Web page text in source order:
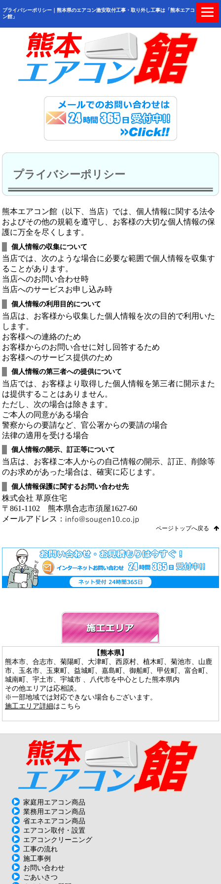
プライバシーポリシー｜熊本県のエアコン激安取付工事・取り外し工事は「熊本エアコ
ン館」
【熊本県】
熊本市、合志市、菊陽町、大津町、西原村、植木町、菊池市、山鹿
市、玉名市、玉東町、益城町、嘉島町、御船町、甲佐町、富合町、
城南町、宇土市、宇城市 、八代市を中心とした熊本県内
その他エリアは応相談。
※一部地域では対応できない場合もございます。
施工エリア詳細 はこちら
プライバシーポリシー
熊本エアコン館（以下、当店）では、個人情報に関する法令
およびその他の規範を遵守し、お客様の大切な個人情報の保
護に万全を尽くします。
個人情報の収集について
当店では、次のような場合に必要な範囲で個人情報を収集す
ることがあります。
当店へのお問い合わせ時
当店へのサービスお申し込み時
個人情報の利用目的について
当店は、お客様から収集した個人情報を次の目的で利用いた
します。
お客様への連絡のため
お客様からのお問い合せに対し回答するため
お客様へのサービス提供のため
個人情報の第三者への提供について
当店では、お客様より取得した個人情報を第三者に開示また
は提供することはありません。
ただし、次の場合は除きます。
ご本人の同意がある場合
警察からの要請など、官公署からの要請の場合
法律の適用を受ける場合
個人情報の開示、訂正等について
当店は、お客様ご本人からの自己情報の開示、訂正、削除等
のお求めがあった場合は、確実に応じます。
個人情報保護に関するお問い合わせ先
株式会社 草原住宅
〒861-1102 熊本県合志市須屋1627-60
メールアドレス：
ページトップへ戻る
家庭用エアコン商品
業務用エアコン商品
省エネエアコン商品
エアコン取付・設置
エアコンクリーニング
工事の流れ
施工事例
お問い合わせ
ごあいさつ